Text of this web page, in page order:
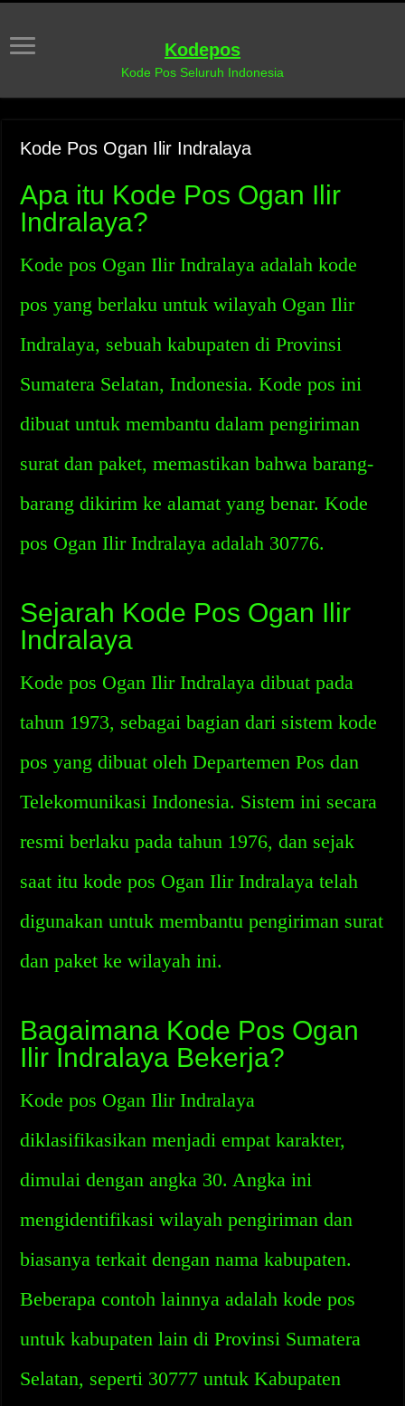
Kodepos
Kode Pos Seluruh Indonesia
Kode Pos Ogan Ilir Indralaya
Apa itu Kode Pos Ogan Ilir
Indralaya?
Kode pos Ogan Ilir Indralaya adalah kode
pos yang berlaku untuk wilayah Ogan Ilir
Indralaya, sebuah kabupaten di Provinsi
Sumatera Selatan, Indonesia. Kode pos ini
dibuat untuk membantu dalam pengiriman
surat dan paket, memastikan bahwa barang-
barang dikirim ke alamat yang benar. Kode
pos Ogan Ilir Indralaya adalah 30776.
Sejarah Kode Pos Ogan Ilir
Indralaya
Kode pos Ogan Ilir Indralaya dibuat pada
tahun 1973, sebagai bagian dari sistem kode
pos yang dibuat oleh Departemen Pos dan
Telekomunikasi Indonesia. Sistem ini secara
resmi berlaku pada tahun 1976, dan sejak
saat itu kode pos Ogan Ilir Indralaya telah
digunakan untuk membantu pengiriman surat
dan paket ke wilayah ini.
Bagaimana Kode Pos Ogan
Ilir Indralaya Bekerja?
Kode pos Ogan Ilir Indralaya
diklasifikasikan menjadi empat karakter,
dimulai dengan angka 30. Angka ini
mengidentifikasi wilayah pengiriman dan
biasanya terkait dengan nama kabupaten.
Beberapa contoh lainnya adalah kode pos
untuk kabupaten lain di Provinsi Sumatera
Selatan, seperti 30777 untuk Kabupaten